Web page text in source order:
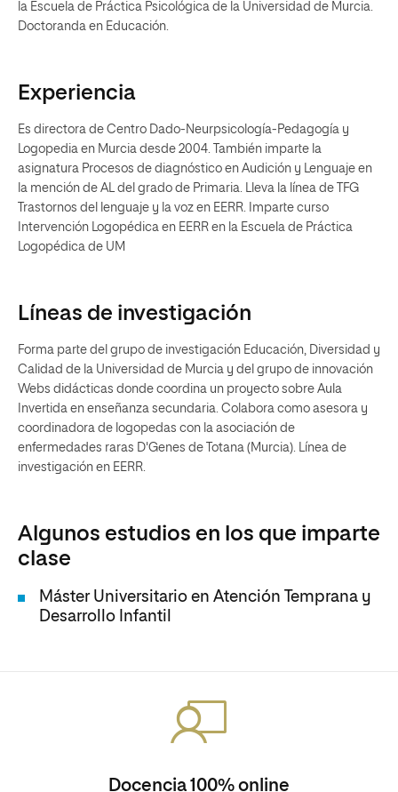
la Escuela de Práctica Psicológica de la Universidad de Murcia.
Doctoranda en Educación.
Experiencia
Es directora de Centro Dado-Neurpsicología-Pedagogía y
Logopedia en Murcia desde 2004. También imparte la
asignatura Procesos de diagnóstico en Audición y Lenguaje en
la mención de AL del grado de Primaria. Lleva la línea de TFG
Trastornos del lenguaje y la voz en EERR. Imparte curso
Intervención Logopédica en EERR en la Escuela de Práctica
Logopédica de UM
Líneas de investigación
Forma parte del grupo de investigación Educación, Diversidad y
Calidad de la Universidad de Murcia y del grupo de innovación
Webs didácticas donde coordina un proyecto sobre Aula
Invertida en enseñanza secundaria. Colabora como asesora y
coordinadora de logopedas con la asociación de
enfermedades raras D'Genes de Totana (Murcia). Línea de
investigación en EERR.
Algunos estudios en los que imparte
clase
Máster Universitario en Atención Temprana y
Desarrollo Infantil
Docencia 100% online